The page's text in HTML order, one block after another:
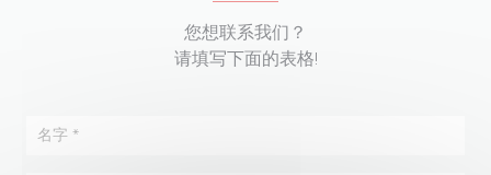
您想联系我们？
请填写下面的表格!